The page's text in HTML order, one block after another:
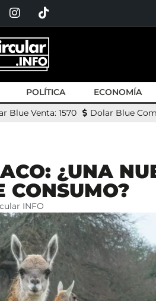
POLÍTICA ECONOMÍA
Blue Venta: 1570 Dolar Blue
¿UNA
CONSUMO?
INFO